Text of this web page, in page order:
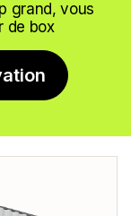
grand, vous
de box